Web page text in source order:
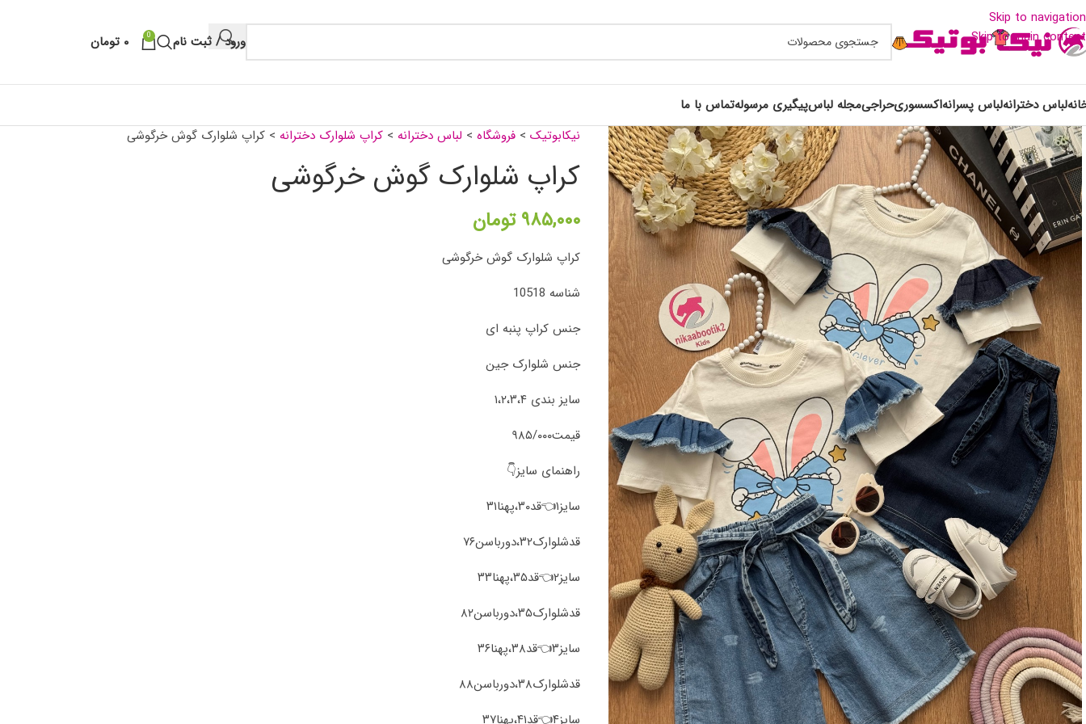
Skip to navigation
Skip to main content
ورود / ثبت نام 0 ۰ تومان
لباس دخترانهلباس پسرانهاکسسوریحراجیمجله لباسپیگیری مرسولهتماس با ما
نیکابوتیک> فروشگاه> لباس دخترانه> کراپ شلوارک دخترانه> کراپ شلوارک گوش خرگوشی
کراپ شلوارک گوش خرگوشی
۹۸۵,۰۰۰ تومان
کراپ شلوارک گوش خرگوشی
شناسه 10518
جنس کراپ پنبه ای
جنس شلوارک جین
سایز بندی ۱،۲،۳،۴
قیمت۹۸۵/۰۰۰
راهنمای سایز👇
سایز۱👈قد۳۰،پهنا۳۱
قد‌شلوارک۳۲،دورباسن۷۶
سایز۲👈قد۳۵،پهنا۳۳
قد‌شلوارک۳۵،دورباسن۸۲
سایز۳👈قد۳۸،پهنا۳۶
قد‌شلوارک۳۸،دورباسن۸۸
سایز۴👈قد۴۱،پهنا۳۷